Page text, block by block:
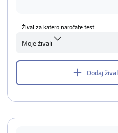
Žival za katero naročate test
Moje živali
Dodaj žival